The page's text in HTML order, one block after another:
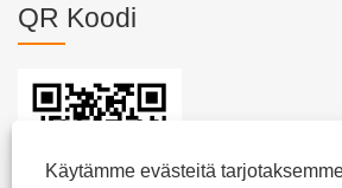
Käytämme evästeitä
QR Koodi